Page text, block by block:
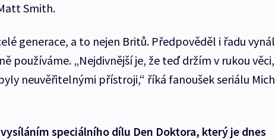
Smith.
generace, a to nejen Britů. Předpověděl i řadu
používáme. „Nejdivnější je, že teď držím v rukou
neuvěřitelnými přístroji,“ říká fanoušek seriálu
speciálního dílu Den Doktora, který je dnes